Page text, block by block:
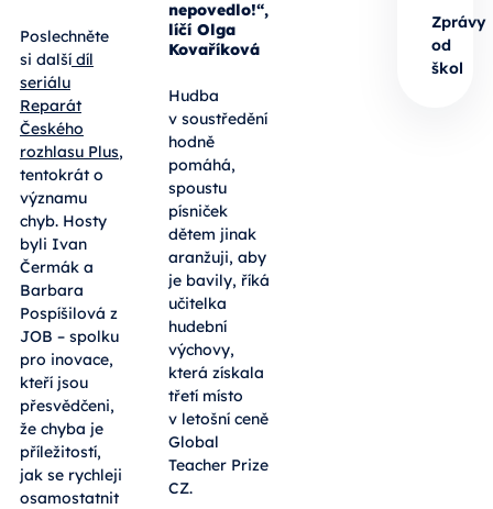
Poslechněte
si dalšídíl
seriálu
Reparát
Českého
rozhlasu Plus,
tentokrát o
významu
chyb. Hosty
byli Ivan
Čermák a
Barbara
Pospíšilová z
JOB – spolku
pro inovace,
kteří jsou
přesvědčeni,
že chyba je
příležitostí,
jak se rychleji
osamostatnit
nepovedlo!“,
líčí Olga
Kovaříková
Hudba
v soustředění
hodně
pomáhá,
spoustu
písniček
dětem jinak
aranžuji, aby
je bavily, říká
učitelka
hudební
výchovy,
která získala
třetí místo
v letošní ceně
Global
Teacher Prize
CZ.
Zprávy
od
škol